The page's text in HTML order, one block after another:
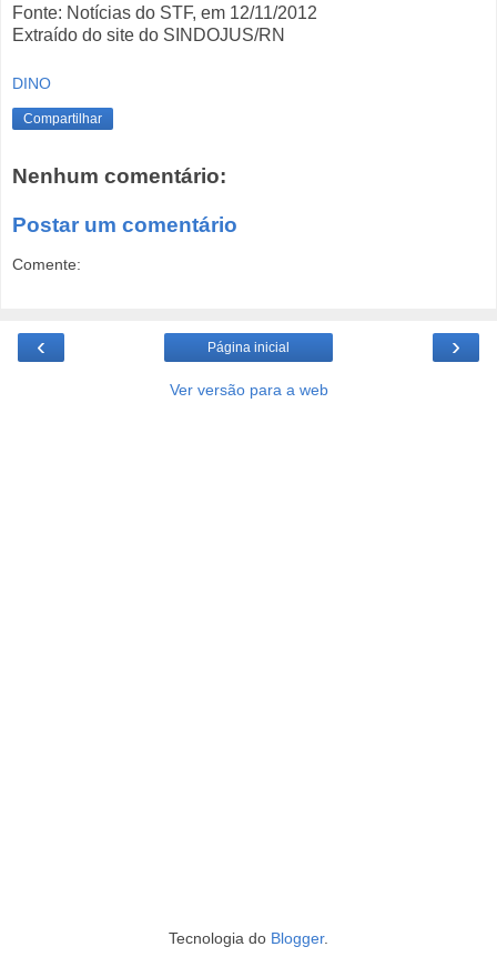
Fonte: Notícias do STF, em 12/11/2012
Extraído do site do SINDOJUS/RN
DINO
Compartilhar
Nenhum comentário:
Postar um comentário
Comente:
‹ ›
Página inicial
Ver versão para a web
Tecnologia do Blogger.